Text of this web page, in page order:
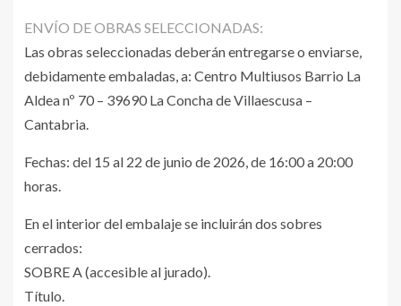
ENVÍO DE OBRAS SELECCIONADAS:
Las obras seleccionadas deberán entregarse o enviarse,
debidamente embaladas, a: Centro Multiusos Barrio La
Aldea nº 70 – 39690 La Concha de Villaescusa –
Cantabria.
Fechas: del 15 al 22 de junio de 2026, de 16:00 a 20:00
horas.
En el interior del embalaje se incluirán dos sobres
cerrados:
SOBRE A (accesible al jurado).
Título.